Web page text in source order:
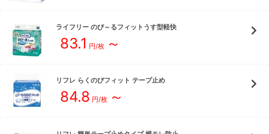
ライフリー のび～るフィットうす型軽快
83.1 円/枚 ～
リフレ らくのびフィット テープ止め
84.8 円/枚 ～